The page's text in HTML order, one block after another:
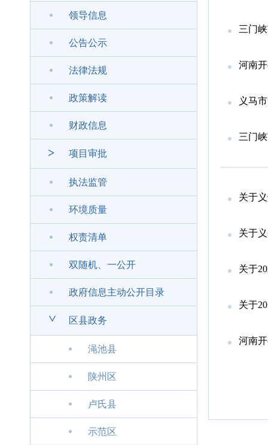
领导信息
公告公示
法律法规
政策解读
财政信息
> 项目审批
执法监管
环境质量
权责清单
双随机、一公开
政府信息主动公开目录
> 区县政务
渑池县
陕州区
卢氏县
示范区
三门峡
河南
义马
三门
关于义
关于
关于
关于
河南